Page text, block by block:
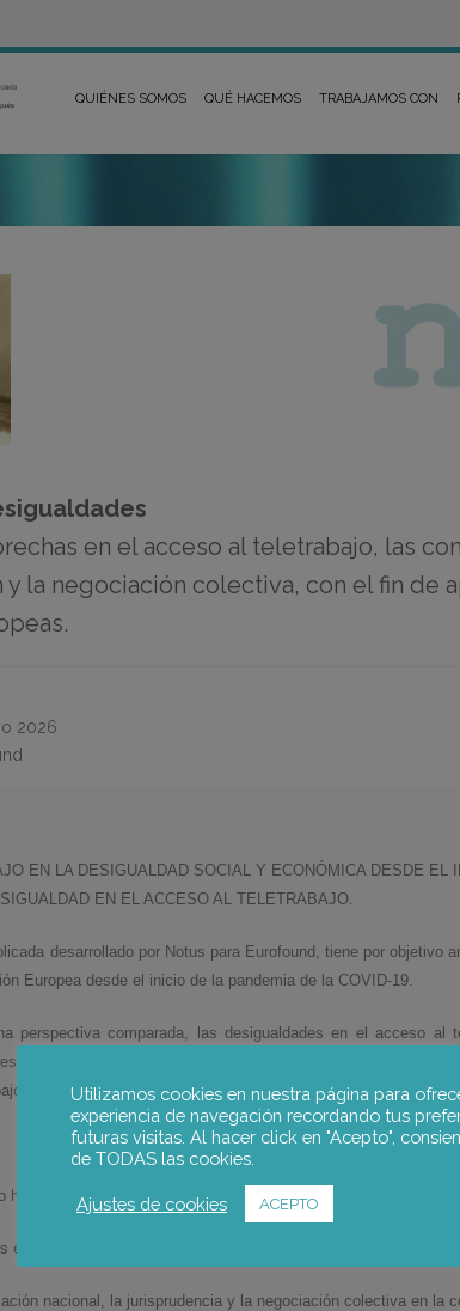
QUIÉNES SOMOS QUÉ HACEMOS TRABAJAMOS CON
en el acceso al teletrabajo, las
la negociación colectiva, con el fin de
2026
EN LA DESIGUALDAD SOCIAL Y ECONÓMICA DESDE EL
EN EL ACCESO AL TELETRABAJO.
desarrollado por Notus para Eurofound, tiene por objetivo
Europea desde el inicio de la pandemia de la COVID-19.
perspectiva comparada, las desigualdades en el acceso
especial atención a factores individuales,
la digitalización, la conciliación de la vida laboral y personal y
ha contribuido a generar o reproducir desigualdades sociales y
en el acceso al teletrabajo entre distintos grupos de trabajadores
nacional, la jurisprudencia y la negociación colectiva en la
Utilizamos cookies en nuestra página para
experiencia de navegación recordando tus
futuras visitas. Al hacer click en "Acepto",
de TODAS las cookies.
Ajustes de cookies ACEPTO